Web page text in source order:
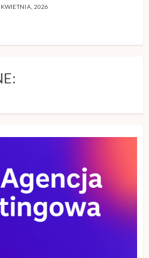
w nowoczesnych
wolnostojące – nowoczesna
dla tradycyjnego
2026